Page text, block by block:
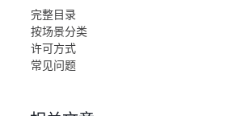
完整目录
按场景分类
许可方式
常见问题